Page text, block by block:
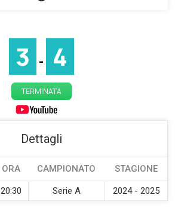
3 - 4
TERMINATA
Dettagli
ORA CAMPIONATO STAGIONE
20:30 Serie A 2024 - 2025